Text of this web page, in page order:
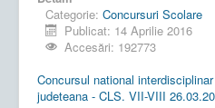
Categorie: Concursuri Scolare
Publicat: 14 Aprilie 2016
Accesări: 192773
Concursul national
judeteana - CLS. VII-VIII